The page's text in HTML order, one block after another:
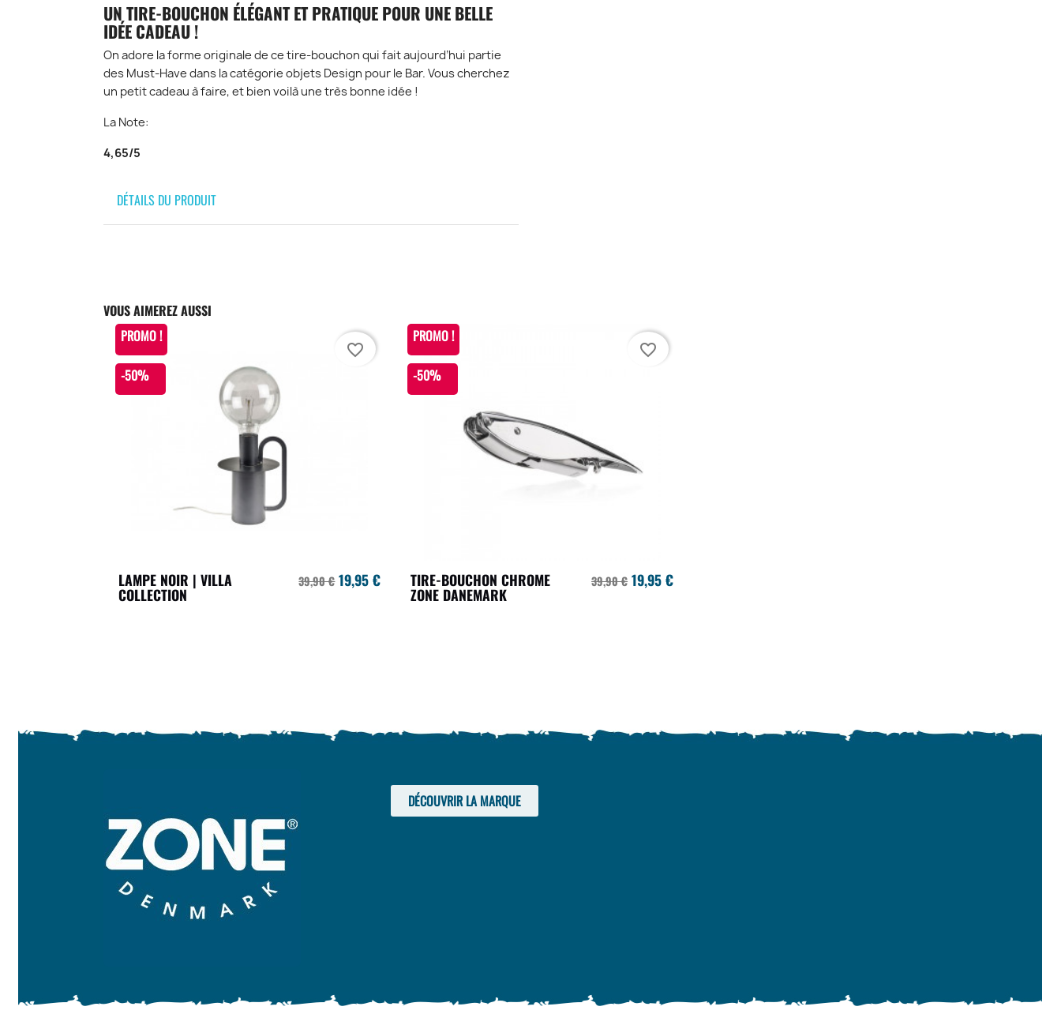
UN TIRE-BOUCHON ÉLÉGANT ET PRATIQUE POUR UNE BELLE
IDÉE CADEAU !
On adore la forme originale de ce tire-bouchon qui fait aujourd’hui partie
des Must-Have dans la catégorie objets Design pour le Bar. Vous cherchez
un petit cadeau à faire, et bien voilà une très bonne idée !
La Note:
4,65/5
DÉTAILS DU PRODUIT
VOUS AIMEREZ AUSSI
LAMPE NOIR | VILLA
COLLECTION
39,90 € 19,95 €
PROMO !
-50%
favorite_border
TIRE-BOUCHON CHROME
ZONE DANEMARK
39,90 € 19,95 €
PROMO !
-50%
favorite_border
DÉCOUVRIR LA MARQUE